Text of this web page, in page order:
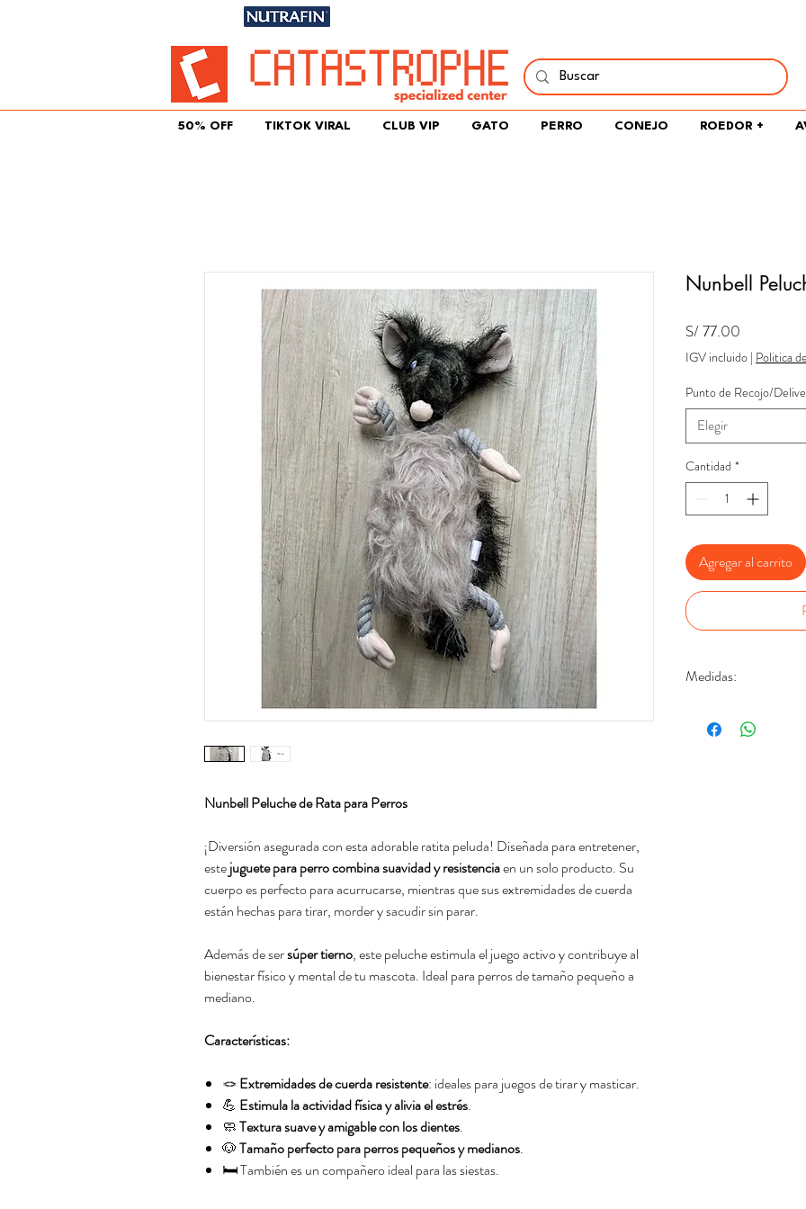
50% OFF TIKTOK VIRAL CLUB VIP GATO PERRO CONEJO ROEDOR +
Nunbell Peluche de Rata para Perros
¡Diversión asegurada con esta adorable ratita peluda! Diseñada para entretener,
estejuguete para perro combina suavidad y resistenciaen un solo producto. Su
cuerpo es perfecto para acurrucarse, mientras que sus extremidades de cuerda
están hechas para tirar, morder y sacudir sin parar.
Además de sersúper tierno, este peluche estimula el juego activo y contribuye al
bienestar físico y mental de tu mascota. Ideal para perros de tamaño pequeño a
mediano.
Características:
🪢Extremidades de cuerda resistente: ideales para juegos de tirar y masticar.
💪 Estimula la actividad física y alivia el estrés.
🧼Textura suave y amigable con los dientes.
🐶Tamaño perfecto para perros pequeños y medianos.
🛏️ También es un compañero ideal para las siestas.
Nunbell
S/ 77.00
IGV incluido | Politica
Punto de Recojo/
Elegir
Cantidad *
Agregar al carrito
Medidas:
(Ver foto referencial)